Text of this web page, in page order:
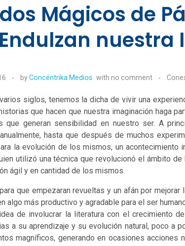
Mágicos de
nuestra
byConcéntrika Medios with no comment
siglos, tenemos la dicha de vivir una
que hacen que nuestra imaginación haga
que generan sensibilidad en nuestro ser. A
hasta que después de muchos
la evolución de los mismos, un acontecimiento
utilizó una técnica que revolucionó el ámbito
ágil y en cantidad de los mismos.
que empezaran revueltas y un afán por
algo más productivo y agradable para el ser
de involucrar la literatura con el crecimiento
a su aprendizaje y su evolución natural, poco a
magníficos, generando en ocasiones